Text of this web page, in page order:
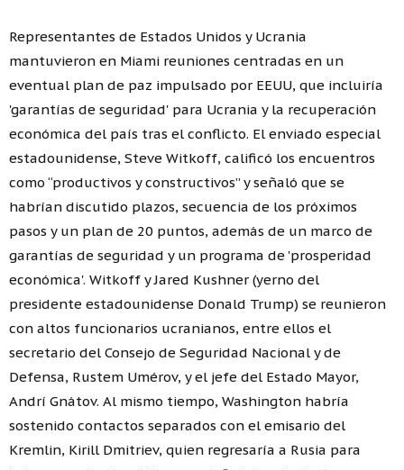
Representantes de Estados Unidos y Ucrania
mantuvieron en Miami reuniones centradas en un
eventual plan de paz impulsado por EEUU, que incluiría
'garantías de seguridad' para Ucrania y la recuperación
económica del país tras el conflicto. El enviado especial
estadounidense, Steve Witkoff, calificó los encuentros
como “productivos y constructivos” y señaló que se
habrían discutido plazos, secuencia de los próximos
pasos y un plan de 20 puntos, además de un marco de
garantías de seguridad y un programa de 'prosperidad
económica'. Witkoff y Jared Kushner (yerno del
presidente estadounidense Donald Trump) se reunieron
con altos funcionarios ucranianos, entre ellos el
secretario del Consejo de Seguridad Nacional y de
Defensa, Rustem Umérov, y el jefe del Estado Mayor,
Andrí Gnátov. Al mismo tiempo, Washington habría
sostenido contactos separados con el emisario del
Kremlin, Kirill Dmitriev, quien regresaría a Rusia para